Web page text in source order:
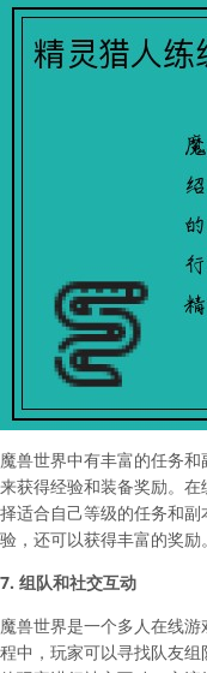
魔兽世界中有丰富的任务
来获得经验和装备奖励。
择适合自己等级的任务和
验，还可以获得丰富的奖励。
7. 组队和社交互动
魔兽世界是一个多人在线
程中，玩家可以寻找队友